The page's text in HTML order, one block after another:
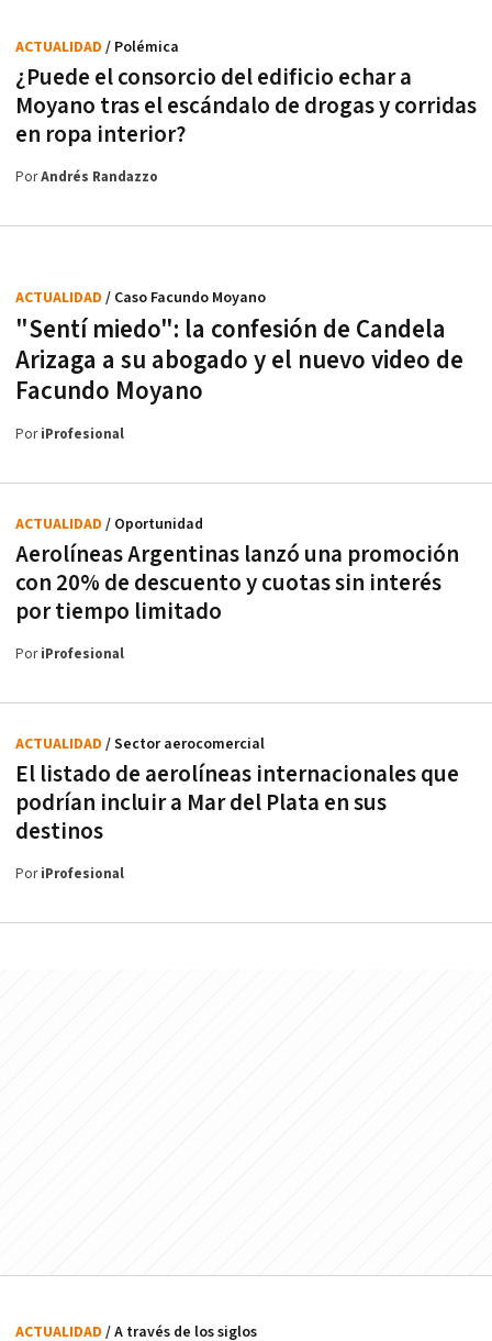
¿Puede el consorcio del edificio echar a
Moyano tras el escándalo de drogas y corridas
en ropa interior?
ACTUALIDAD / Polémica
PorAndrés Randazzo
"Sentí miedo": la confesión de Candela
Arizaga a su abogado y el nuevo video de
Facundo Moyano
ACTUALIDAD / Caso Facundo Moyano
PoriProfesional
Aerolíneas Argentinas lanzó una promoción
con 20% de descuento y cuotas sin interés
por tiempo limitado
ACTUALIDAD / Oportunidad
PoriProfesional
El listado de aerolíneas internacionales que
podrían incluir a Mar del Plata en sus
destinos
ACTUALIDAD / Sector aerocomercial
PoriProfesional
ACTUALIDAD / A través de los siglos